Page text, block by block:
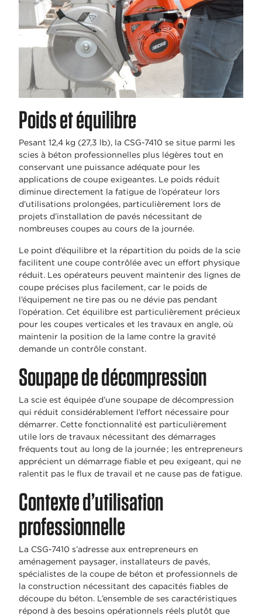
Poids et équilibre
Pesant 12,4 kg (27,3 lb), la CSG-7410 se situe parmi les
scies à béton professionnelles plus légères tout en
conservant une puissance adéquate pour les
applications de coupe exigeantes. Le poids réduit
diminue directement la fatigue de l’opérateur lors
d’utilisations prolongées, particulièrement lors de
projets d’installation de pavés nécessitant de
nombreuses coupes au cours de la journée.
Le point d’équilibre et la répartition du poids de la scie
facilitent une coupe contrôlée avec un effort physique
réduit. Les opérateurs peuvent maintenir des lignes de
coupe précises plus facilement, car le poids de
l’équipement ne tire pas ou ne dévie pas pendant
l’opération. Cet équilibre est particulièrement précieux
pour les coupes verticales et les travaux en angle, où
maintenir la position de la lame contre la gravité
demande un contrôle constant.
Soupape de décompression
La scie est équipée d’une soupape de décompression
qui réduit considérablement l’effort nécessaire pour
démarrer. Cette fonctionnalité est particulièrement
utile lors de travaux nécessitant des démarrages
fréquents tout au long de la journée ; les entrepreneurs
apprécient un démarrage fiable et peu exigeant, qui ne
ralentit pas le flux de travail et ne cause pas de fatigue.
Contexte d’utilisation
professionnelle
La CSG-7410 s’adresse aux entrepreneurs en
aménagement paysager, installateurs de pavés,
spécialistes de la coupe de béton et professionnels de
la construction nécessitant des capacités fiables de
découpe du béton. L’ensemble de ses caractéristiques
répond à des besoins opérationnels réels plutôt que